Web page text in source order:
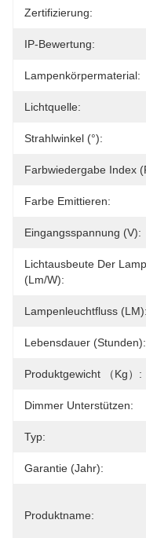
Zertifizierung:
IP-Bewertung:
Lampenkörpermaterial:
Lichtquelle:
Strahlwinkel (°):
Farbwiedergabe Index
Farbe Emittieren:
Eingangsspannung (V):
Lichtausbeute Der
(lm/w):
Lampenleuchtfluss (LM):
Lebensdauer (Stunden):
Produktgewicht （kg）:
Dimmer Unterstützen:
Typ:
Garantie (Jahr):
Produktname: